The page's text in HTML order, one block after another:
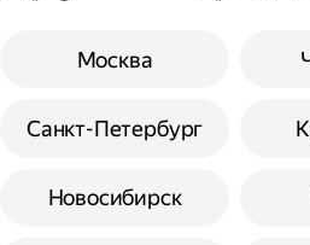
Москва
Санкт-Петербург
Новосибирск